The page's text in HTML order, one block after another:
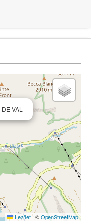
VAL
Leaflet|©OpenStreetMap